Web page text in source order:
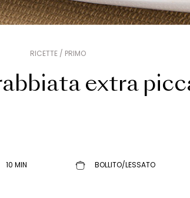
RICETTE / PRIMO
extra
10 MIN BOLLITO/LESSATO